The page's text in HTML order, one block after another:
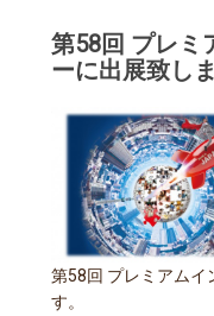
第58回 プレミ
ーに出展致しま
第58回 プレミアムイ
す。